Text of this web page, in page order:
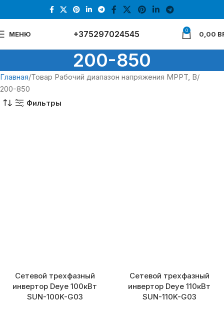
МЕНЮ +375297024545 0 0,00
200-850
Главная Товар Рабочий диапазон напряжения MPPT, В
200-850
Фильтры
Сетевой трехфазный
инвертор Deye 100кВт
SUN-100K-G03
Сетевой трехфазный
инвертор Deye 110кВт
SUN-110K-G03